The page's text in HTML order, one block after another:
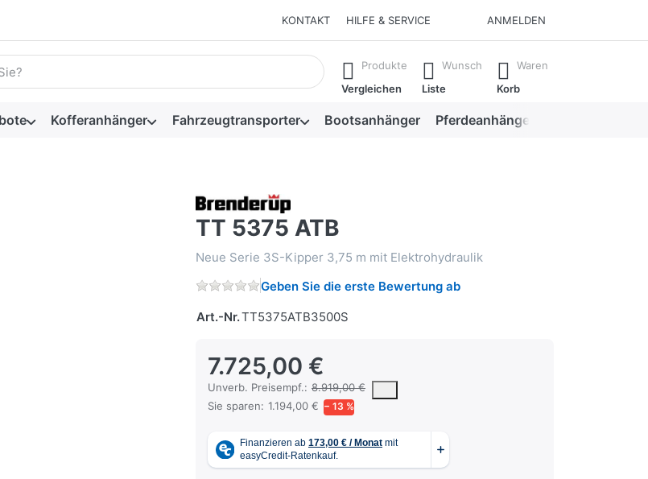
KONTAKT HILFE & SERVICE ANMELDEN
ein. Während Sie tippen, erscheinen automatisch erste Ergebnisse. Drücken Sie die Eingabetaste, um alle
Produkte
Vergleichen
Wunsch
Liste
Waren
Korb
Kofferanhänger Fahrzeugtransporter Bootsanhänger Pferdeanhänger
TT 5375 ATB
Neue Serie 3S-Kipper 3,75 m mit Elektrohydraulik
Geben Sie die erste Bewertung ab
Art.-Nr.TT5375ATB3500S
7.725,00 €
Unverb. Preisempf.: 8.919,00 €
Die UVP ist der vorgeschlagene oder empfohlene Verkaufspreis eines Produkts,
Sie sparen: 1.194,00 € − 13 %